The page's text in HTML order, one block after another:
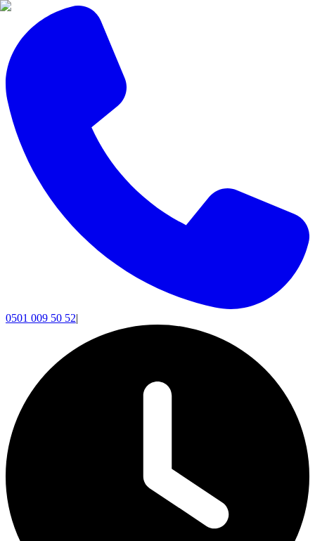
0501 009 50 52|